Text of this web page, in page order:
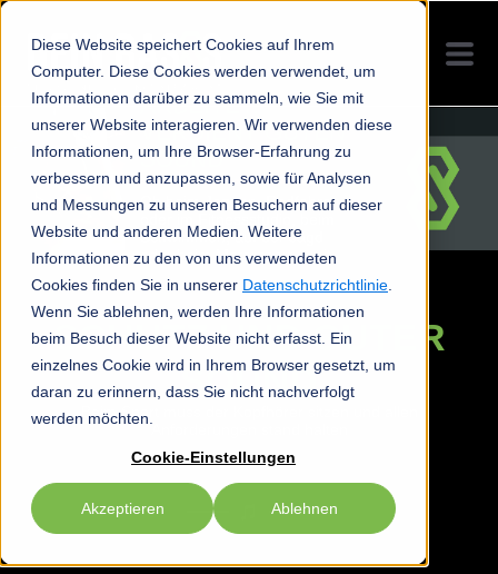
Diese Website speichert Cookies auf Ihrem
Computer. Diese Cookies werden verwendet, um
Informationen darüber zu sammeln, wie Sie mit
unserer Website interagieren. Wir verwenden diese
Informationen, um Ihre Browser-Erfahrung zu
verbessern und anzupassen, sowie für Analysen
und Messungen zu unseren Besuchern auf dieser
Website und anderen Medien. Weitere
Informationen zu den von uns verwendeten
Cookies finden Sie in unserer Datenschutzrichtlinie
Wenn Sie ablehnen, werden Ihre Informationen
beim Besuch dieser Website nicht erfasst. Ein
einzelnes Cookie wird in Ihrem Browser gesetzt, um
daran zu erinnern, dass Sie nicht nachverfolgt
werden möchten.
Cookie-Einstellungen
Akzeptieren Ablehnen
WER HART
ARBEITET,
VERDIENT GUTEN
SOUND
Ob beim Joggen, Radfahren
Schwimmen, auf der Jagd
oder beim Motorsport – mit
hast du den perfekten Sound
im Ohr.
SCHUTZ UND GUTER
SOUND
Beim Sport muss der Kopfhörer sitzen und allen
Anforderungen stand halten